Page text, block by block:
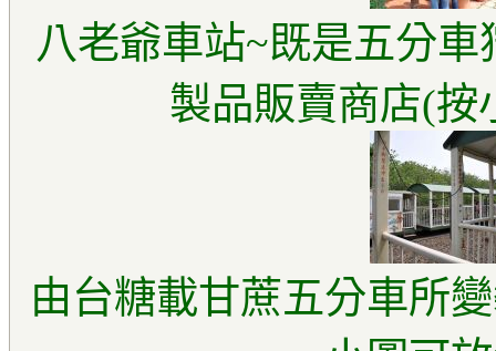
八老爺車站~既是五分
製品販賣商店(按
由台糖載甘蔗五分車所